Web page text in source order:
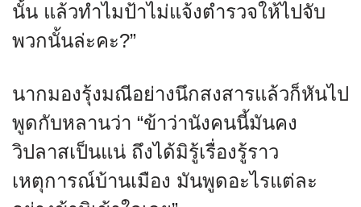
นั้น แล้วทำไมป้าไม่แจ้งตำรวจให้ไปจับ
พวกนั้นล่ะคะ?”
นากมองรุ้งมณีอย่างนึกสงสารแล้วก็หันไป
พูดกับหลานว่า “ข้าว่านังคนนี้มันคง
วิปลาสเป็นแน่ ถึงได้มิรู้เรื่องรู้ราว
เหตุการณ์บ้านเมือง มันพูดอะไรแต่ละ